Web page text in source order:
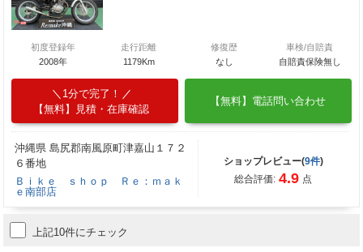
初度登録年
2008年
走行距離
1179Km
修復歴
なし
車検/自賠責
自賠責保険無し
1分で完了！
【無料】見積・在庫確認
【無料】電話問い合わせ
沖縄県 島尻郡南風原町津嘉山１７２
６番地
Ｂｉｋｅ ｓｈｏｐ Ｒｅ：ｍａｋ
ｅ南部店
ショップレビュー(9件)
総合評価: 4.9 点
上記10件にチェック